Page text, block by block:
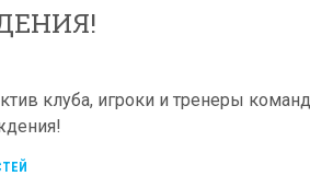
клуба, игроки и тренеры